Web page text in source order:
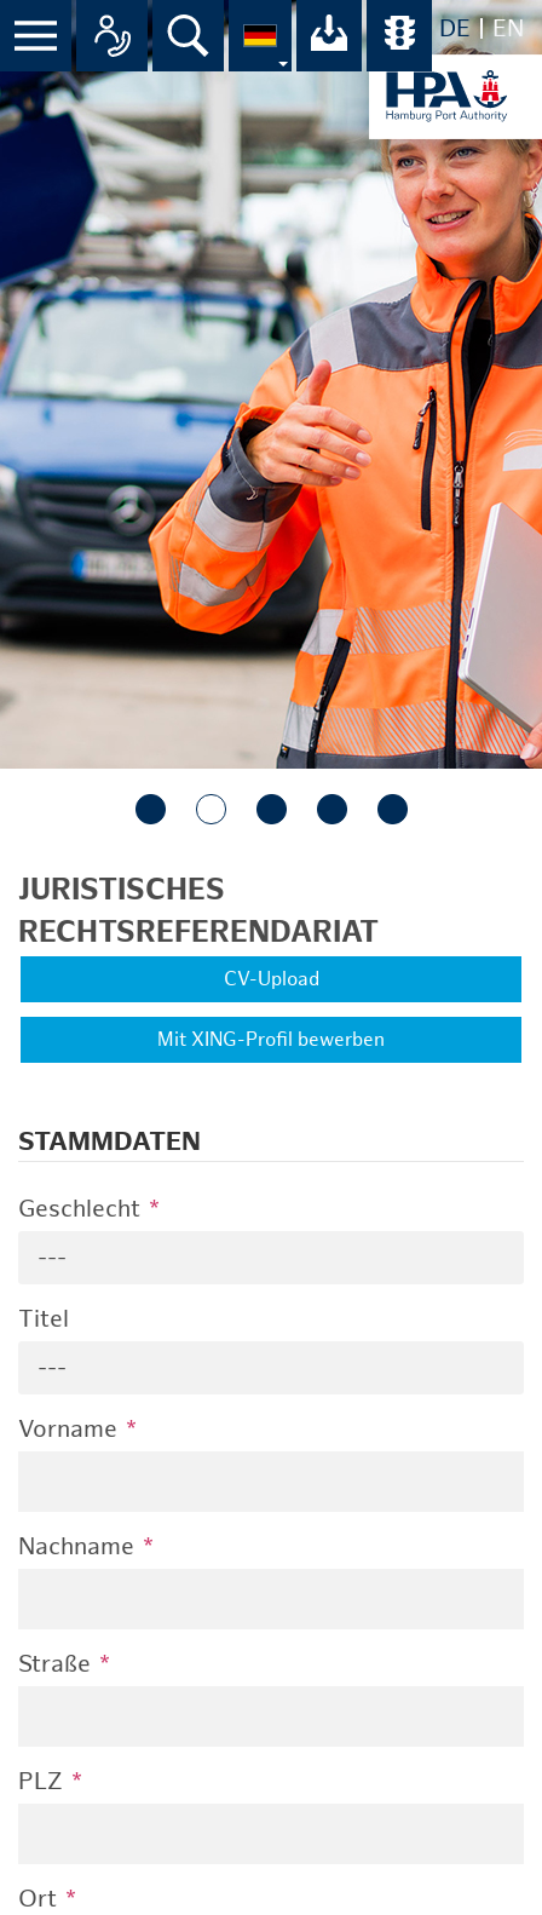
DE EN
Menü Alle Ansprechpartner im
Suche Ihr Download-
JURISTISCHES
RECHTSREFERENDARIAT
CV-Upload
Mit XING-Profil bewerben
STAMMDATEN
Geschlecht *
---
Titel
---
Vorname *
Nachname *
Straße *
PLZ *
Ort *